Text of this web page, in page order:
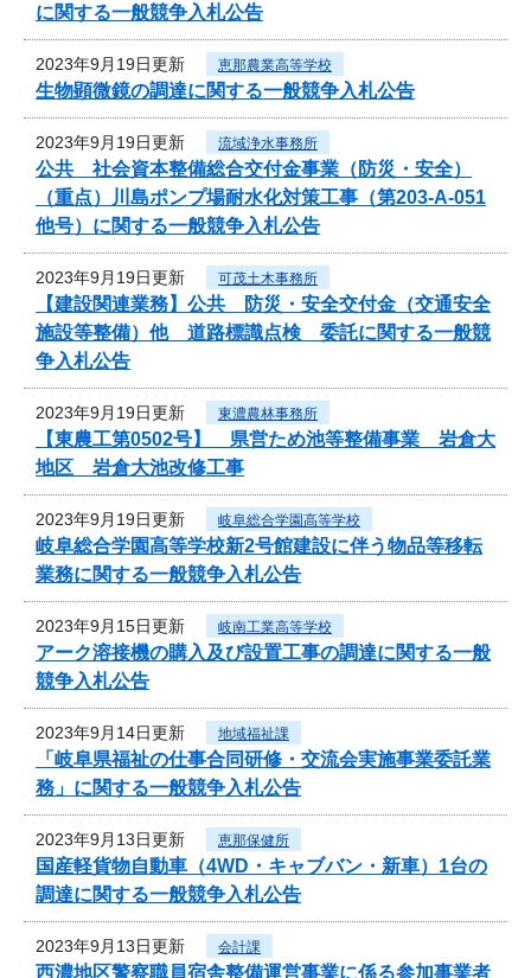
に関する一般競争入札公告
2023年9月19日更新 恵那農業高等学校
生物顕微鏡の調達に関する一般競争入札公告
2023年9月19日更新 流域浄水事務所
公共 社会資本整備総合交付金事業（防災・安全）
（重点）川島ポンプ場耐水化対策工事（第203-A-051
他号）に関する一般競争入札公告
2023年9月19日更新 可茂土木事務所
【建設関連業務】公共 防災・安全交付金（交通安全
施設等整備）他 道路標識点検 委託に関する一般競
争入札公告
2023年9月19日更新 東濃農林事務所
【東農工第0502号】 県営ため池等整備事業 岩倉大
地区 岩倉大池改修工事
2023年9月19日更新 岐阜総合学園高等学校
岐阜総合学園高等学校新2号館建設に伴う物品等移転
業務に関する一般競争入札公告
2023年9月15日更新 岐南工業高等学校
アーク溶接機の購入及び設置工事の調達に関する一般
競争入札公告
2023年9月14日更新 地域福祉課
「岐阜県福祉の仕事合同研修・交流会実施事業委託業
務」に関する一般競争入札公告
2023年9月13日更新 恵那保健所
国産軽貨物自動車（4WD・キャブバン・新車）1台の
調達に関する一般競争入札公告
2023年9月13日更新 会計課
西濃地区警察職員宿舎整備運営事業に係る参加事業者